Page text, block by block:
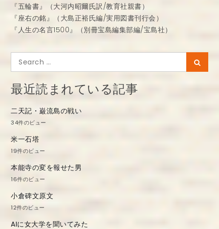
『五輪書』（大河内昭爾氏訳/教育社親書）
『座右の銘』（大島正裕氏編/実用図書刊行会）
『人生の名言1500』（別冊宝島編集部編/宝島社）
Search
for:
最近読まれている記事
二天記・巌流島の戦い
34件のビュー
米一石塔
19件のビュー
本能寺の変を報せた男
16件のビュー
小倉碑文原文
12件のビュー
AIに女大学を聞いてみた